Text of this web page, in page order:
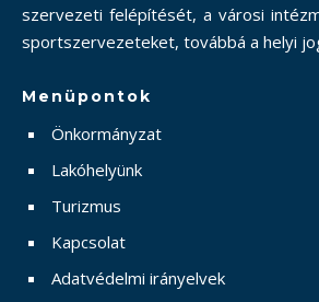
szervezeti felépítését, a városi
sportszervezeteket, továbbá a helyi
Menüpontok
Önkormányzat
Lakóhelyünk
Turizmus
Kapcsolat
Adatvédelmi irányelvek